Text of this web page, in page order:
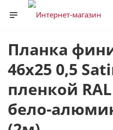
Планка
46х25 0,5
пленкой
бело-